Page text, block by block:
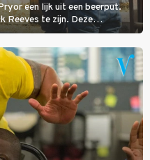
een lijk uit een beerput.
Reeves te zijn. Deze
had gebroken met zijn familie